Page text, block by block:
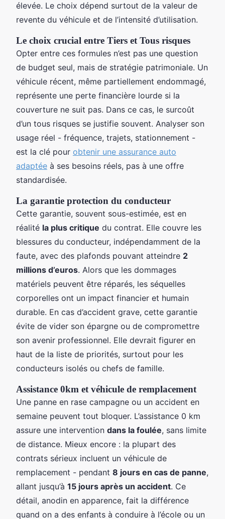
élevée. Le choix dépend surtout de la valeur de
revente du véhicule et de l’intensité d’utilisation.
Le choix crucial entre Tiers et Tous risques
Opter entre ces formules n’est pas une question
de budget seul, mais de stratégie patrimoniale. Un
véhicule récent, même partiellement endommagé,
représente une perte financière lourde si la
couverture ne suit pas. Dans ce cas, le surcoût
d’un tous risques se justifie souvent. Analyser son
usage réel - fréquence, trajets, stationnement -
est la clé pour obtenir une assurance auto
adaptée à ses besoins réels, pas à une offre
standardisée.
La garantie protection du conducteur
Cette garantie, souvent sous-estimée, est en
réalité la plus critique du contrat. Elle couvre les
blessures du conducteur, indépendamment de la
faute, avec des plafonds pouvant atteindre 2
millions d’euros. Alors que les dommages
matériels peuvent être réparés, les séquelles
corporelles ont un impact financier et humain
durable. En cas d’accident grave, cette garantie
évite de vider son épargne ou de compromettre
son avenir professionnel. Elle devrait figurer en
haut de la liste de priorités, surtout pour les
conducteurs isolés ou chefs de famille.
Assistance 0km et véhicule de remplacement
Une panne en rase campagne ou un accident en
semaine peuvent tout bloquer. L’assistance 0 km
assure une intervention dans la foulée, sans limite
de distance. Mieux encore : la plupart des
contrats sérieux incluent un véhicule de
remplacement - pendant 8 jours en cas de panne,
allant jusqu’à 15 jours après un accident. Ce
détail, anodin en apparence, fait la différence
quand on a des enfants à conduire à l’école ou un